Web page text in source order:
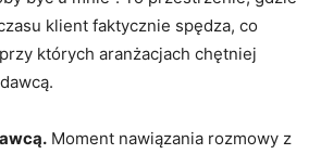
klient faktycznie spędza, co
których aranżacjach chętniej
Moment nawiązania rozmowy z